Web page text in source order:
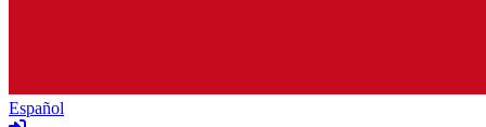
Español